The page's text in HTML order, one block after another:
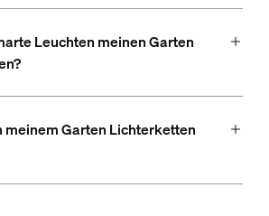
Leuchten meinen Garten
meinem Garten Lichterketten